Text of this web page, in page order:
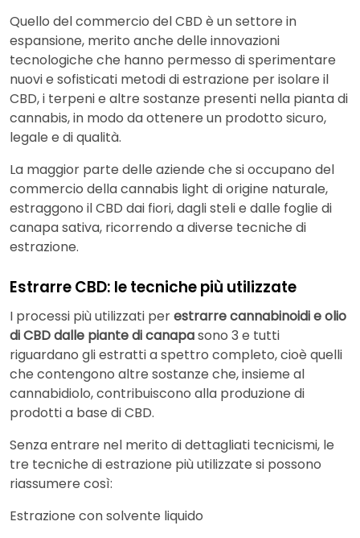
Quello del commercio del CBD è un settore in
espansione, merito anche delle innovazioni
tecnologiche che hanno permesso di sperimentare
nuovi e sofisticati metodi di estrazione per isolare il
CBD, i terpeni e altre sostanze presenti nella pianta di
cannabis, in modo da ottenere un prodotto sicuro,
legale e di qualità.
La maggior parte delle aziende che si occupano del
commercio della cannabis light di origine naturale,
estraggono il CBD dai fiori, dagli steli e dalle foglie di
canapa sativa, ricorrendo a diverse tecniche di
estrazione.
Estrarre CBD: le tecniche più utilizzate
I processi più utilizzati perestrarre cannabinoidi e olio
di CBD dalle piante di canapasono 3 e tutti
riguardano gli estratti a spettro completo, cioè quelli
che contengono altre sostanze che, insieme al
cannabidiolo, contribuiscono alla produzione di
prodotti a base di CBD.
Senza entrare nel merito di dettagliati tecnicismi, le
tre tecniche di estrazione più utilizzate si possono
riassumere così:
Estrazione con solvente liquido